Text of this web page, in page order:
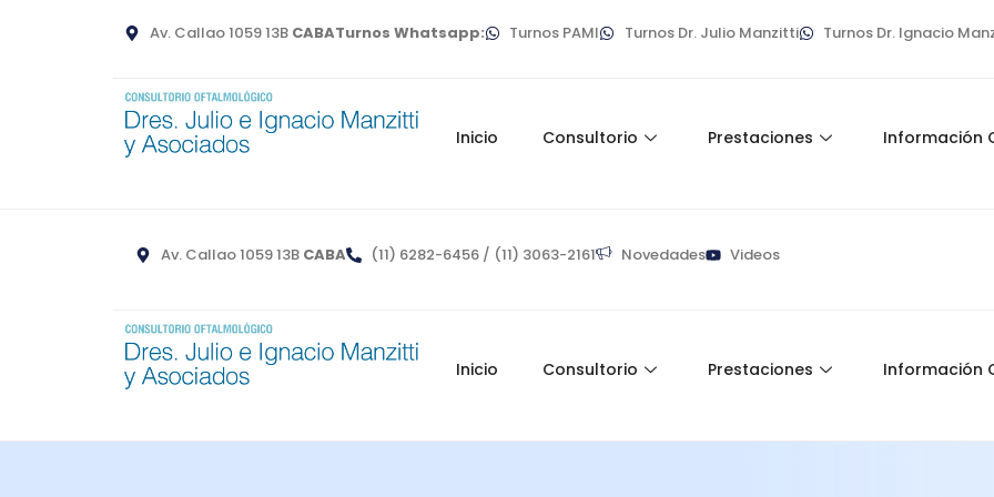
Av. Callao 1059 13B CABATurnos Whatsapp: Turnos PAMI Turnos Dr. Julio Manzitti Turnos Dr. Ignacio
Inicio Consultorio Prestaciones Información
Av. Callao 1059 13B CABA (11) 6282-6456 / (11) 3063-2161 Novedades Videos
Inicio Consultorio Prestaciones Información